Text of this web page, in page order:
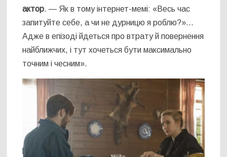
актор. — Як в тому інтернет-мемі: «Весь час
запитуйте себе, а чи не дурницю я роблю?»…
Адже в епізоді йдеться про втрату й повернення
найближчих, і тут хочеться бути максимально
точним і чесним».